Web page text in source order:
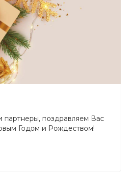
партнеры, поздравляем Вас
Годом и Рождеством!